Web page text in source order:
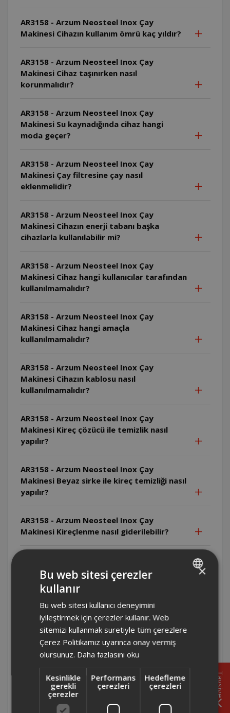
AR3158 - Arzum Neosteel Inox Çay
Makinesi Cihazın kullanım ömrü kaç yıldır?
AR3158 - Arzum Neosteel Inox Çay
Makinesi Cihaz taşınırken nasıl
korunmalıdır?
AR3158 - Arzum Neosteel Inox Çay
Makinesi Su kaynadığında cihaz hangi
moda geçer?
AR3158 - Arzum Neosteel Inox Çay
Makinesi Çay filtresine çay nasıl
eklenmelidir?
AR3158 - Arzum Neosteel Inox Çay
Makinesi Cihazın enerji tabanı başka
cihazlarla kullanılabilir mi?
AR3158 - Arzum Neosteel Inox Çay
Makinesi Cihaz hangi kullanıcılar tarafından
kullanılmamalıdır?
AR3158 - Arzum Neosteel Inox Çay
Makinesi Cihaz hangi amaçla
kullanılmamalıdır?
AR3158 - Arzum Neosteel Inox Çay
Makinesi Cihazın kablosu nasıl
kullanılmamalıdır?
AR3158 - Arzum Neosteel Inox Çay
Makinesi Kireç çözücü ile temizlik nasıl
yapılır?
AR3158 - Arzum Neosteel Inox Çay
Makinesi Beyaz sirke ile kireç temizliği nasıl
yapılır?
AR3158 - Arzum Neosteel Inox Çay
Makinesi Kireçlenme nasıl giderilebilir?
Makinesi Cihazda sert kimyasal
temizleyiciler kullanılabilir mi?
AR3158 - Arzum Neosteel Inox Çay
Makinesi Su ısıtıcısı nasıl temizlenmelidir?
AR3158 - Arzum Neosteel Inox Çay
yıkanabilir?
AR3158 - Arzum Neosteel Inox Çay
Tavsiye
×
Bu web sitesi çerezler
kullanır
Bu web sitesi kullanıcı deneyimini
iyileştirmek için çerezler kullanır. Web
sitemizi kullanmak suretiyle tüm çerezlere
Çerez Politikamız uyarınca onay vermiş
olursunuz. Daha fazlasını oku
Kesinlikle
gerekli
çerezler
Performans
çerezleri
Hedefleme
çerezleri